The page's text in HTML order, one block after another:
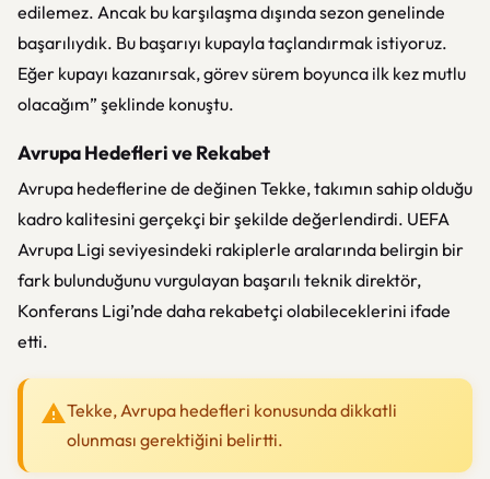
edilemez. Ancak bu karşılaşma dışında sezon genelinde
başarılıydık. Bu başarıyı kupayla taçlandırmak istiyoruz.
Eğer kupayı kazanırsak, görev sürem boyunca ilk kez mutlu
olacağım” şeklinde konuştu.
Avrupa Hedefleri ve Rekabet
Avrupa hedeflerine de değinen Tekke, takımın sahip olduğu
kadro kalitesini gerçekçi bir şekilde değerlendirdi. UEFA
Avrupa Ligi seviyesindeki rakiplerle aralarında belirgin bir
fark bulunduğunu vurgulayan başarılı teknik direktör,
Konferans Ligi’nde daha rekabetçi olabileceklerini ifade
etti.
Tekke, Avrupa hedefleri konusunda dikkatli
olunması gerektiğini belirtti.